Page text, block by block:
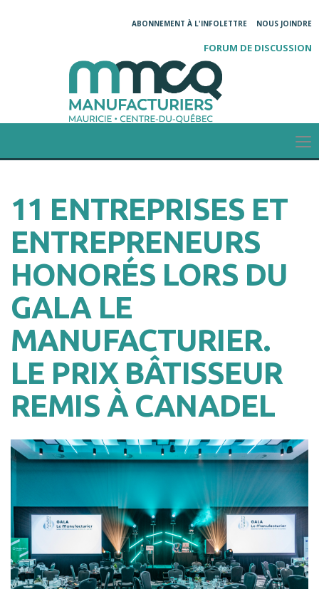
ABONNEMENT À L'INFOLETTRE NOUS JOINDRE
FORUM DE DISCUSSION
11 ENTREPRISES ET
ENTREPRENEURS
HONORÉS LORS DU
GALA LE
MANUFACTURIER.
LE PRIX BÂTISSEUR
REMIS À CANADEL